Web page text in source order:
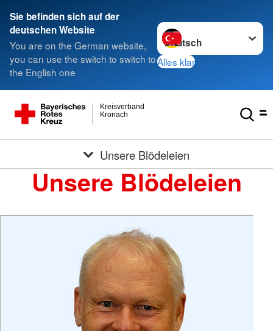
Sie befinden sich auf der
deutschen Website
You are on the German website,
you can use the switch to switch to
the English one
Sprache wechseln zu
Alles klar
Kronach
Kreisverband
Unsere Blödeleien
Unsere Blödeleien